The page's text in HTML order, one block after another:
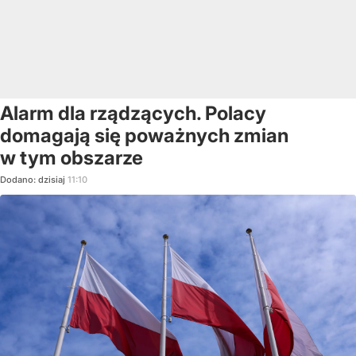
Alarm dla rządzących. Polacy
domagają się poważnych zmian
w tym obszarze
Dodano: dzisiaj 11:10